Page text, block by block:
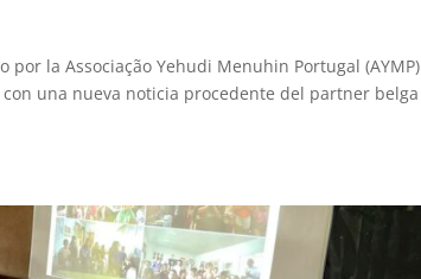
por la Associação Yehudi Menuhin Portugal (AYMP)
una nueva noticia procedente del partner belga